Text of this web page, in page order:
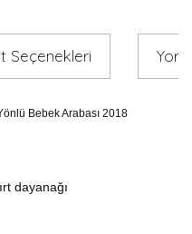
Seçenekleri
Bebek Arabası 2018
dayanağı